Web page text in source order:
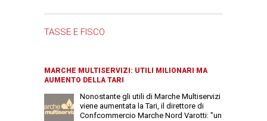
TASSE E FISCO
MARCHE MULTISERVIZI: UTILI MILIONARI MA
AUMENTO DELLA TARI
Nonostante gli utili di Marche Multiservizi
viene aumentata la Tari, il direttore di
Confcommercio Marche Nord Varotti: "un